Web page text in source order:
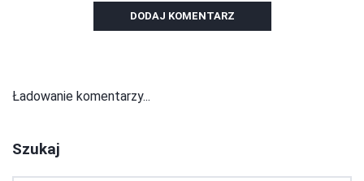
DODAJ KOMENTARZ
Ładowanie komentarzy...
Szukaj